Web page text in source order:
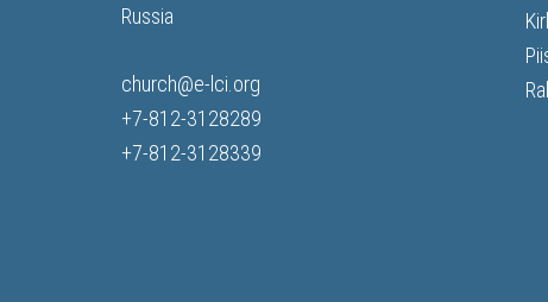
Russia
church@e-lci.org
+7-812-3128289
+7-812-3128339